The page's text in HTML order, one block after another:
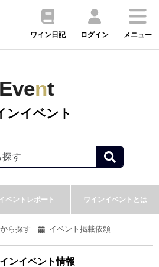
ワイン日記 ログイン メニュー
Event
ンイベント
ベントレポート ワインイベントとは
ら探す イベント掲載依頼
ンイベント情報